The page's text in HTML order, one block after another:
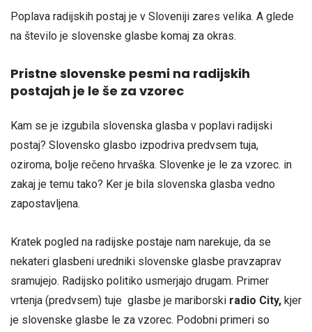
Poplava radijskih postaj je v Sloveniji zares velika. A glede
na število je slovenske glasbe komaj za okras.
Pristne slovenske pesmi na radijskih
postajah je le še za vzorec
Kam se je izgubila slovenska glasba v poplavi radijski
postaj? Slovensko glasbo izpodriva predvsem tuja,
oziroma, bolje rečeno hrvaška. Slovenke je le za vzorec. in
zakaj je temu tako? Ker je bila slovenska glasba vedno
zapostavljena.
Kratek pogled na radijske postaje nam narekuje, da se
nekateri glasbeni uredniki slovenske glasbe pravzaprav
sramujejo. Radijsko politiko usmerjajo drugam. Primer
vrtenja (predvsem) tuje glasbe je mariborski radio City, kjer
je slovenske glasbe le za vzorec. Podobni primeri so